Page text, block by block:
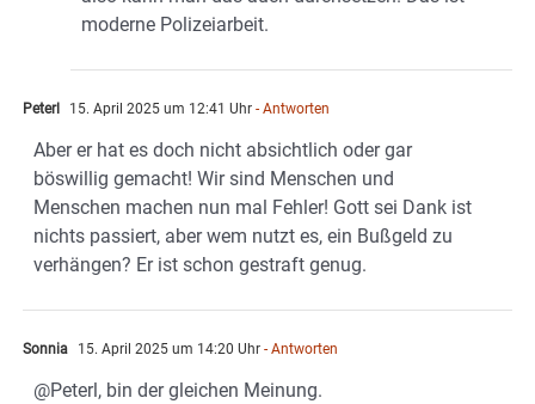
moderne Polizeiarbeit.
Peterl 15. April 2025 um 12:41 Uhr - Antworten
Aber er hat es doch nicht absichtlich oder gar
böswillig gemacht! Wir sind Menschen und
Menschen machen nun mal Fehler! Gott sei Dank ist
nichts passiert, aber wem nutzt es, ein Bußgeld zu
verhängen? Er ist schon gestraft genug.
Sonnia 15. April 2025 um 14:20 Uhr - Antworten
@Peterl, bin der gleichen Meinung.